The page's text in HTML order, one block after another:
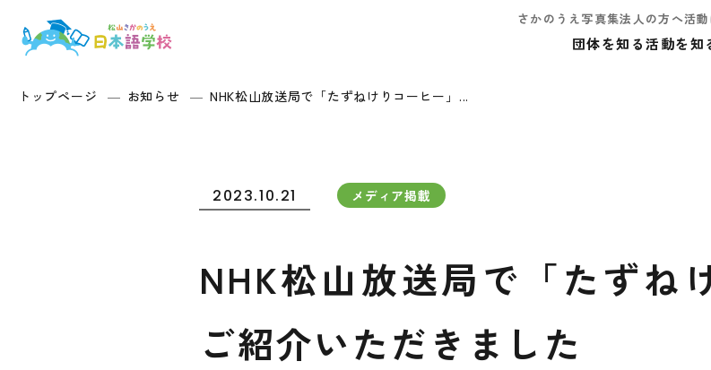
さかのうえ写真集法人の方へ活
団体を知る活動を知
トップページ お知らせ NHK松山放送局で「たずねけりコーヒー」...
2023.10.21 メディア掲載
NHK松山放送局で「たずね
ご紹介いただきました